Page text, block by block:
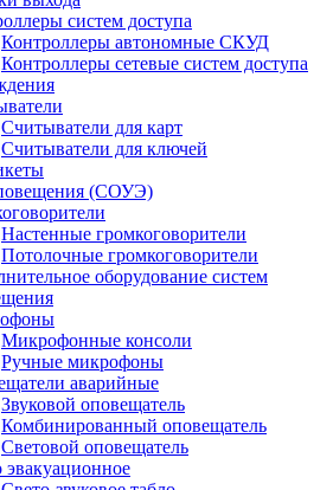
систем доступа
Контроллеры автономные СКУД
Контроллеры сетевые систем доступа
Считыватели для карт
Считыватели для ключей
(СОУЭ)
Настенные громкоговорители
Потолочные громкоговорители
оборудование систем
Микрофонные консоли
Ручные микрофоны
аварийные
Звуковой оповещатель
Комбинированный оповещатель
Световой оповещатель
эвакуационное